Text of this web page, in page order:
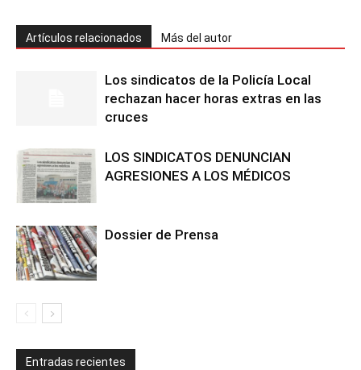
Artículos relacionados Más del autor
Los sindicatos de la Policía Local
rechazan hacer horas extras en las
cruces
LOS SINDICATOS DENUNCIAN
AGRESIONES A LOS MÉDICOS
Dossier de Prensa
Entradas recientes